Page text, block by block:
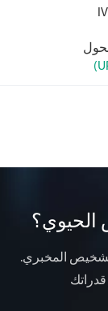
الحيوي؟
المخبري.